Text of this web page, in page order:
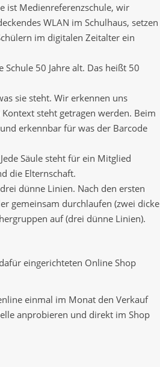
ist Medienreferenzschule, wir
WLAN im Schulhaus, setzen
im digitalen Zeitalter ein
50 Jahre alt. Das heißt 50
sie steht. Wir erkennen uns
steht getragen werden. Beim
erkennbar für was der Barcode
Säule steht für ein Mitglied
die Elternschaft.
dünne Linien. Nach den ersten
gemeinsam durchlaufen (zwei dicke
auf (drei dünne Linien).
eingerichteten Online Shop
einmal im Monat den Verkauf
anprobieren und direkt im Shop